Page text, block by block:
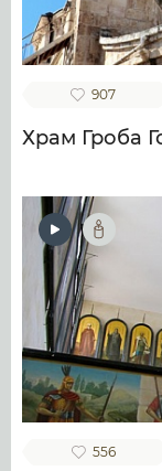
907
Храм Гроба
556